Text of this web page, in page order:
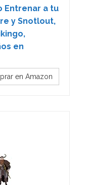
Entrenar a tu
y Snotlout,
en
en Amazon